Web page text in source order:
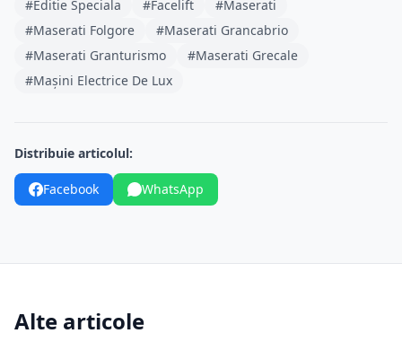
#Editie Speciala #Facelift
#Maserati
#Maserati Folgore
#Maserati Grancabrio
#Maserati Granturismo
#Maserati Grecale
#Mașini Electrice De Lux
Distribuie articolul:
Facebook WhatsApp
Alte articole